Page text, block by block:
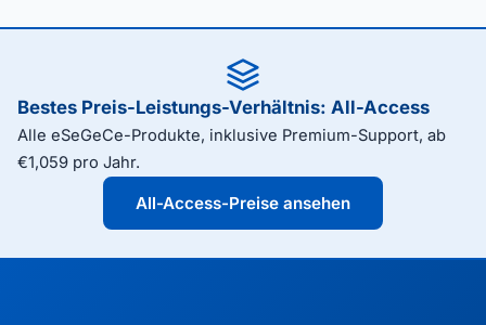
Bestes Preis-Leistungs-Verhältnis: All-Access
Alle eSeGeCe-Produkte, inklusive Premium-Support, ab
€1,059 pro Jahr.
All-Access-Preise ansehen